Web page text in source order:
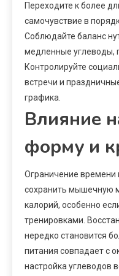
Переходите к более
самочувствие в
Соблюдайте баланс
медленные углеводы,
Контролируйте
встречи и
графика.
Влияние
форму и
Ограничение
сохранить мышечную
калорий, особенно
тренировками.
нередко становится
питания совпадает с
настройка углеводов